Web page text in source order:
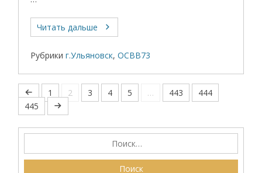
Читать дальше
Рубрики г.Ульяновск,ОСВВ73
1 2 3 4 5 … 443
444
445